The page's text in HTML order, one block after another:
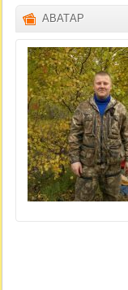
АВАТАР